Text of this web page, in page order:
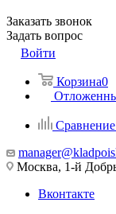
Заказать звонок
Задать вопрос
Войти
Корзина0
Сравнение
Москва, 1-й
Вконтакте